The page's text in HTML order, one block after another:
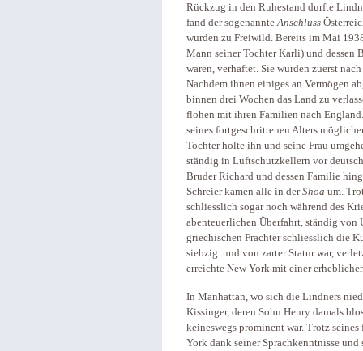
Rückzug in den Ruhestand durfte
fand der sogenannteAnschluss
wurden zu Freiwild. Bereits im Mai
Mann seiner Tochter Karli) und dessen
waren, verhaftet. Sie wurden zuerst
Nachdem ihnen einiges an Vermögen
binnen drei Wochen das Land zu
flohen mit ihren Familien nach
seines fortgeschrittenen Alters
Tochter holte ihn und seine Frau
ständig in Luftschutzkellern vor
Bruder Richard und dessen Familie
Schreier kamen alle in derShoa um.
schliesslich sogar noch während des
abenteuerlichen Überfahrt, ständig von
griechischen Frachter schliesslich die
siebzig und von zarter Statur war,
erreichte New York mit einer
In Manhattan, wo sich die Lindners
Kissinger, deren Sohn Henry damals
keineswegs prominent war. Trotz
York dank seiner Sprachkenntnisse